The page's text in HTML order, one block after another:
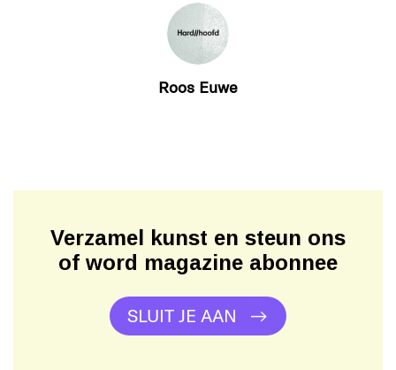
Roos Euwe
Verzamel kunst en steun ons
of word magazine abonnee
SLUIT JE AAN